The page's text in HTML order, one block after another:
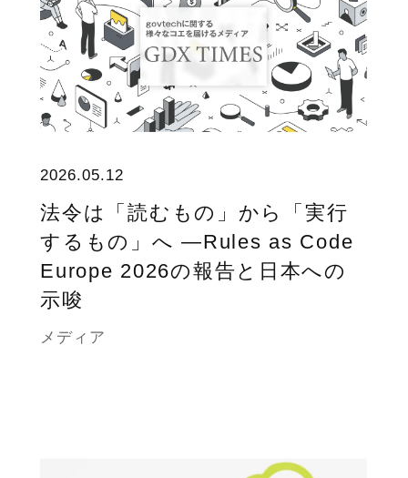
2026.05.12
法令は「読むもの」から「実行
するもの」へ ―Rules as Code
Europe 2026の報告と日本への
示唆
メディア